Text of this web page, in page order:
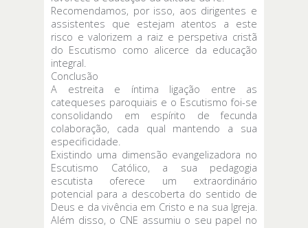
Recomendamos, por isso, aos dirigentes e
assistentes que estejam atentos a este
risco e valorizem a raiz e perspetiva cristã
do Escutismo como alicerce da educação
integral.
Conclusão
A estreita e íntima ligação entre as
catequeses paroquiais e o Escutismo foi-se
consolidando em espírito de fecunda
colaboração, cada qual mantendo a sua
especificidade.
Existindo uma dimensão evangelizadora no
Escutismo Católico, a sua pedagogia
escutista oferece um extraordinário
potencial para a descoberta do sentido de
Deus e da vivência em Cristo e na sua Igreja.
Além disso, o CNE assumiu o seu papel no